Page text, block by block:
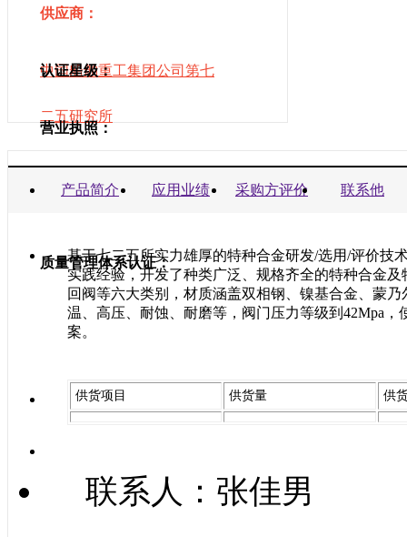
供应商：
中国船舶重工集团公司第七
二五研究所
认证星级：
营业执照：
商业信誉承诺书：
质量管理体系认证：
产品简介 应用业绩 采购方评价 联系他
基于七二五所实力雄厚的特种合金研发/选用/评价技
实践经验，开发了种类广泛、规格齐全的特种合金
回阀等六大类别，材质涵盖双相钢、镍基合金、蒙
温、高压、耐蚀、耐磨等，阀门压力等级到42Mpa
案。
供货项目 供货量 供
联系人：张佳男